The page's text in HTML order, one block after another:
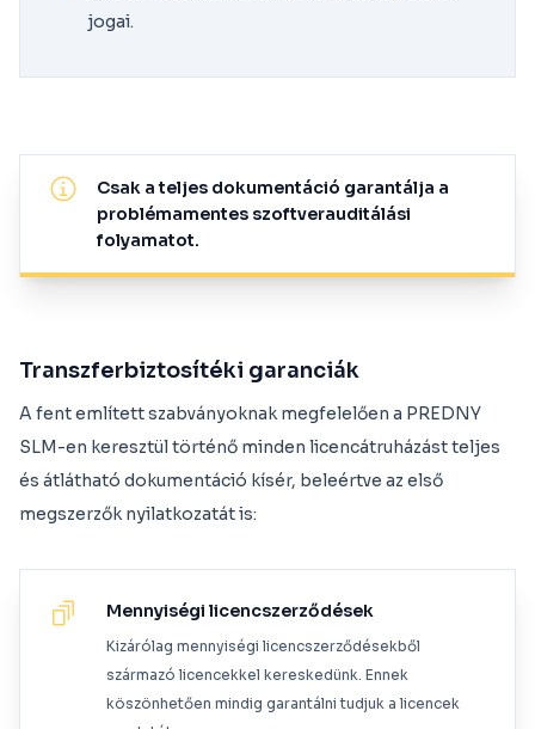
jogai.
Csak a teljes dokumentáció garantálja a
problémamentes szoftverauditálási
folyamatot.
Transzferbiztosítéki garanciák
A fent említett szabványoknak megfelelően a PREDNY
SLM-en keresztül történő minden licencátruházást teljes
és átlátható dokumentáció kísér, beleértve az első
megszerzők nyilatkozatát is:
Mennyiségi licencszerződések
Kizárólag mennyiségi licencszerződésekből
származó licencekkel kereskedünk. Ennek
köszönhetően mindig garantálni tudjuk a licencek